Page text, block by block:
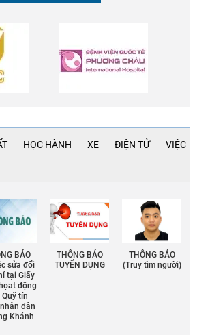
HỌC HÀNH XE ĐIỆN TỬ VIỆC
BÁO
sửa đổi
tại Giấy
động
Quỹ tín
dân
Khánh
THÔNG BÁO
TUYỂN DỤNG
THÔNG BÁO
(Truy tìm người)